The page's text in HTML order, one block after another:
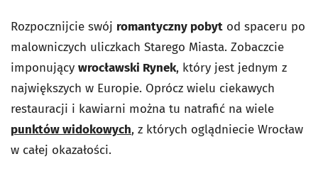
Rozpocznijcie swój romantyczny pobyt od spaceru po
malowniczych uliczkach Starego Miasta. Zobaczcie
imponujący wrocławski Rynek, który jest jednym z
największych w Europie. Oprócz wielu ciekawych
restauracji i kawiarni można tu natrafić na wiele
punktów widokowych, z których oglądniecie Wrocław
w całej okazałości.